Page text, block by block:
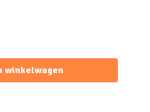
winkelwagen